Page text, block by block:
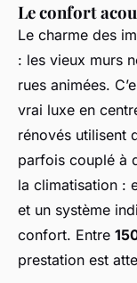
Le confort
Le charme des
: les vieux murs
rues animées.
vrai luxe en
rénovés utilisent
parfois couplé à
la climatisation :
et un système
confort. Entre
prestation est